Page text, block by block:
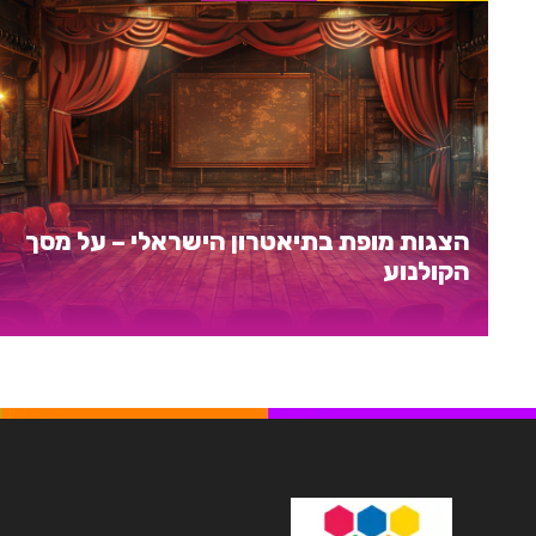
הצגות מופת בתיאטרון הישראלי – על מסך
הקולנוע